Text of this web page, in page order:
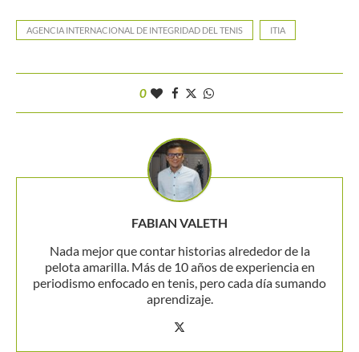
AGENCIA INTERNACIONAL DE INTEGRIDAD DEL TENIS ITIA
0
FABIAN VALETH
Nada mejor que contar historias alrededor de la
pelota amarilla. Más de 10 años de experiencia en
periodismo enfocado en tenis, pero cada día sumando
aprendizaje.